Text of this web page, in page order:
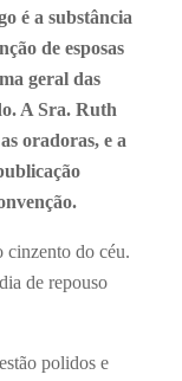
é a substância
de esposas
geral das
A Sra. Ruth
oradoras, e a
cinzento do céu.
de repouso
polidos e